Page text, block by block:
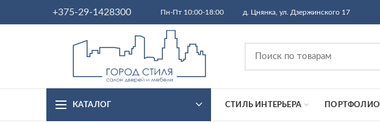
+375-29-1428300 Пн-Пт 10:00-18:00 д. Цнянка, ул. Дзержинского 17
КАТАЛОГ СТИЛЬ ИНТЕРЬЕРА ПОРТФОЛИО